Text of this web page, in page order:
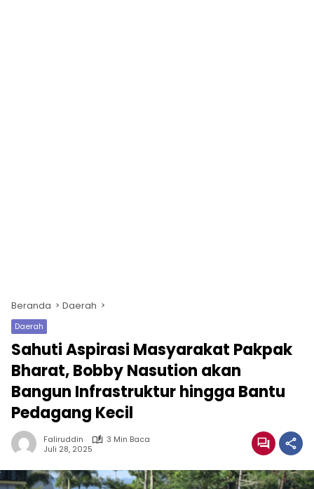
Beranda Daerah
Daerah
Sahuti Aspirasi Masyarakat Pakpak
Bharat, Bobby Nasution akan
Bangun Infrastruktur hingga Bantu
Pedagang Kecil
Faliruddin
3 Min Baca
Juli 28, 2025